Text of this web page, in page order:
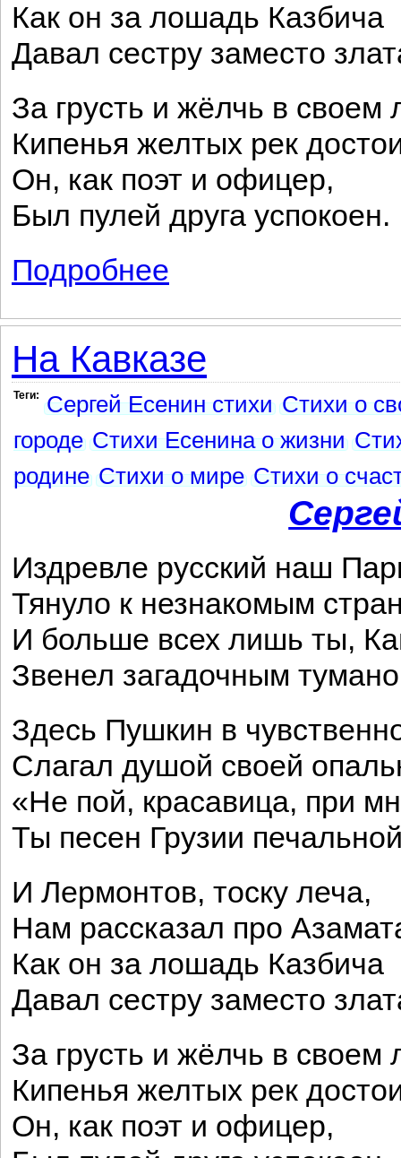
Как он за лошадь Казбича
Давал сестру заместо
За грусть и жёлчь в своем
Кипенья желтых рек
Он, как поэт и офицер,
Был пулей друга успокоен.
Подробнее
На Кавказе
Теги: Сергей Есенин стихи Стихи о
городе Стихи Есенина о жизни
родине Стихи о мире Стихи о
Издревле русский наш
Тянуло к незнакомым
И больше всех лишь ты,
Звенел загадочным
Здесь Пушкин в
Слагал душой своей
«Не пой, красавица, при
Ты песен Грузии
И Лермонтов, тоску леча,
Нам рассказал про
Как он за лошадь Казбича
Давал сестру заместо
За грусть и жёлчь в своем
Кипенья желтых рек
Он, как поэт и офицер,